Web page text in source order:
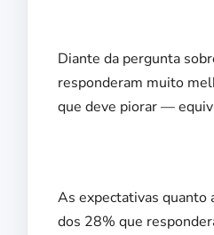
Diante da pergunta
responderam muito
que deve piorar —
As expectativas quanto
dos 28% que